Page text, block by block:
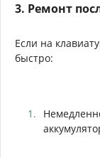
3. Ремонт
Если на
быстро: